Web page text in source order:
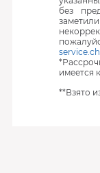
без
имеется
**Взято